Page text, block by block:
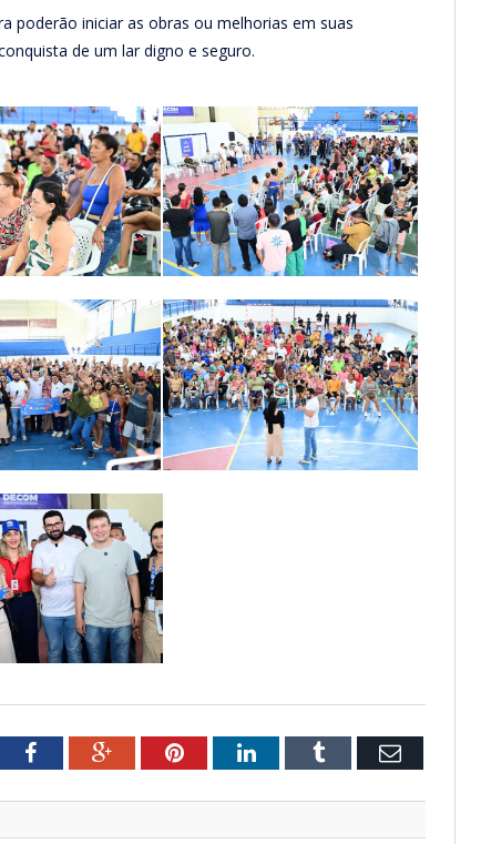
poderão iniciar as obras ou melhorias em suas
de um lar digno e seguro.
FacebookGoogle+PinterestLinkedInTumblr Email